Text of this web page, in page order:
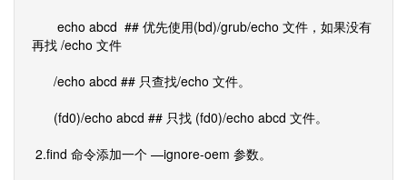
echo abcd ## 优先使用(bd)/grub/echo 文件，如果没有
再找 /echo 文件
/echo abcd ## 只查找/echo 文件。
(fd0)/echo abcd ## 只找 (fd0)/echo abcd 文件。
2.find 命令添加一个 —ignore-oem 参数。